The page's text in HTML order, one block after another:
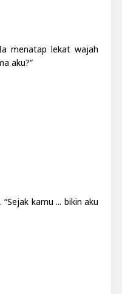
menatap lekat wajah
aku?”
“Sejak kamu ... bikin aku